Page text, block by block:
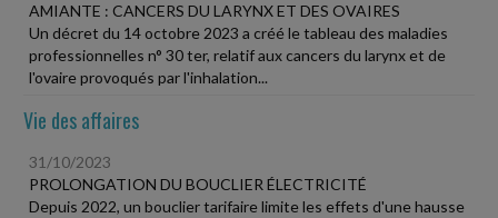
AMIANTE : CANCERS DU LARYNX ET DES OVAIRES
Un décret du 14 octobre 2023 a créé le tableau des maladies
professionnelles n° 30 ter, relatif aux cancers du larynx et de
l'ovaire provoqués par l'inhalation...
Vie des affaires
31/10/2023
PROLONGATION DU BOUCLIER ÉLECTRICITÉ
Depuis 2022, un bouclier tarifaire limite les effets d'une hausse